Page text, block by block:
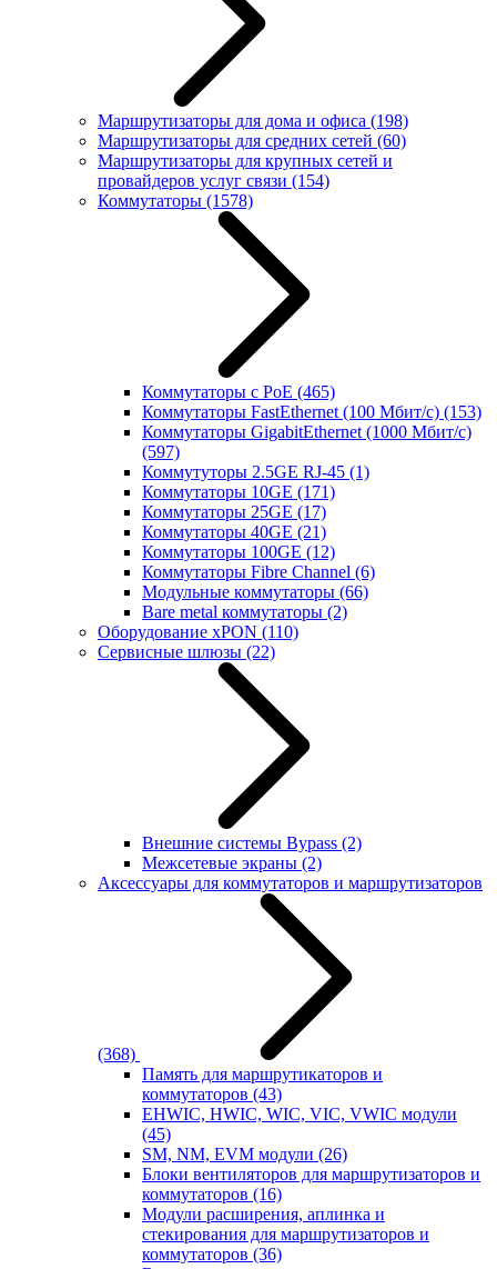
Маршрутизаторы для дома и офиса (198)
Маршрутизаторы для средних сетей (60)
Маршрутизаторы для крупных сетей и
провайдеров услуг связи (154)
Коммутаторы (1578)
Коммутаторы с PoE (465)
Коммутаторы FastEthernet (100 Мбит/с) (153)
Коммутаторы GigabitEthernet (1000 Мбит/с)
(597)
Коммутуторы 2.5GE RJ-45 (1)
Коммутаторы 10GE (171)
Коммутаторы 25GE (17)
Коммутаторы 40GE (21)
Коммутаторы 100GE (12)
Коммутаторы Fibre Channel (6)
Модульные коммутаторы (66)
Bare metal коммутаторы (2)
Оборудование xPON (110)
Сервисные шлюзы (22)
Внешние системы Bypass (2)
Межсетевые экраны (2)
Аксессуары для коммутаторов и маршрутизаторов
(368)
Память для маршрутикаторов и
коммутаторов (43)
EHWIC, HWIC, WIC, VIC, VWIC модули
(45)
SM, NM, EVM модули (26)
Блоки вентиляторов для маршрутизаторов и
коммутаторов (16)
Модули расширения, аплинка и
стекирования для маршрутизаторов и
коммутаторов (36)